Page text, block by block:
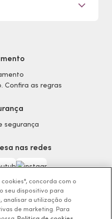
Confira as regras
nas redes
concorda com o
seu dispositivo para
analisar a utilização do
de marketing. Para